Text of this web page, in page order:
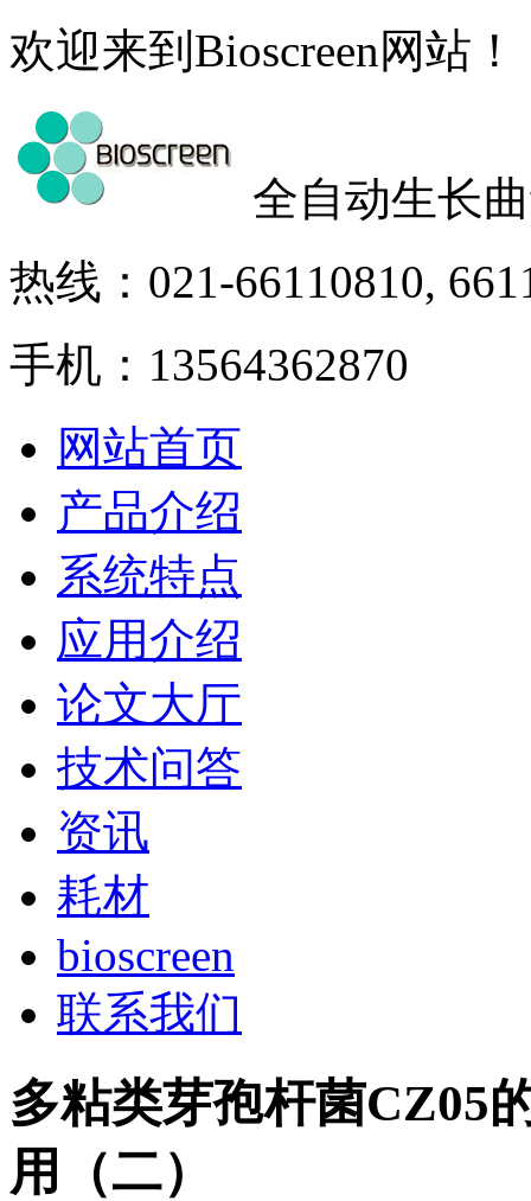
欢迎来到Bioscreen网站！
全自动生长
热线：021-66110810,
手机：13564362870
网站首页
产品介绍
系统特点
应用介绍
论文大厅
技术问答
资讯
耗材
bioscreen
联系我们
多粘类芽孢杆菌CZ05
用（二）